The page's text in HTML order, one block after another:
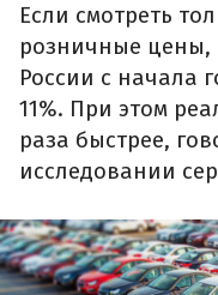
Если смотреть
розничные цены,
России с начала
11%. При этом
раза быстрее,
исследовании